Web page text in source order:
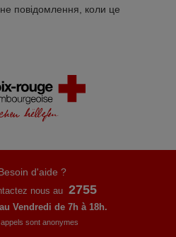
повідомлення, коли це
d'aide ?
nous au 2755
Vendredi de 7h à 18h.
sont anonymes